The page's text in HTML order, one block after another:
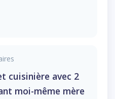
cuisinière avec 2
moi-même mère